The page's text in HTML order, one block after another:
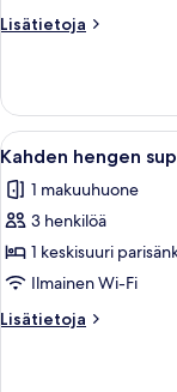
uima-
Lisätietoja
Lisätietoja
makuuhuone,
terassi,
näköala
altaalle
Avaa
kaikki
huonetyypin
Kahden
hengen
superior-
huone
kuvat
4
Kahden hengen
1 makuuhuone
3 henkilöä
1 keskisuuri
Ilmainen Wi-Fi
Lisätietoja
Lisätietoja